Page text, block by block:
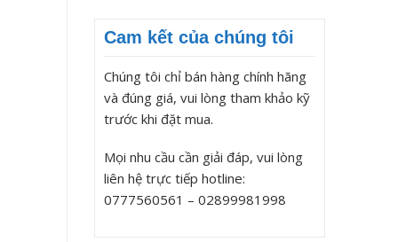
Cam kết của chúng tôi
Chúng tôi chỉ bán hàng chính hãng
và đúng giá, vui lòng tham khảo kỹ
trước khi đặt mua.
Mọi nhu cầu cần giải đáp, vui lòng
liên hệ trực tiếp hotline:
0777560561 – 02899981998